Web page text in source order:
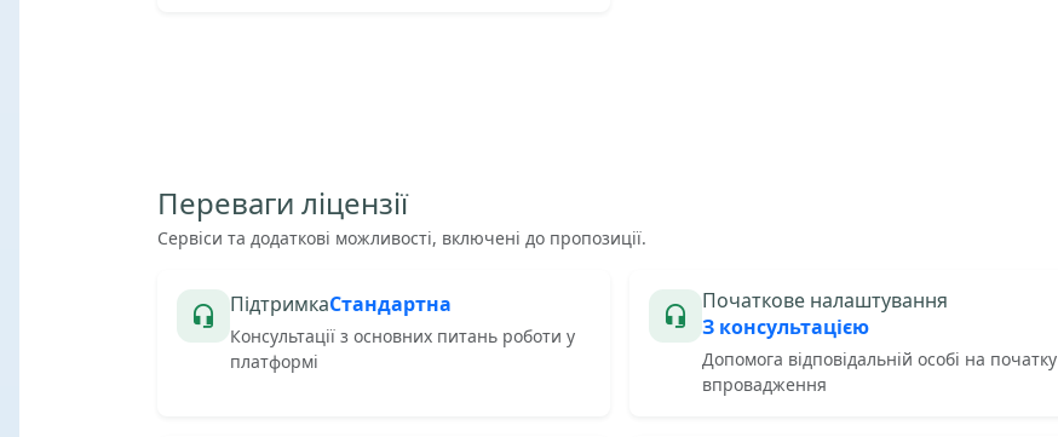
Переваги ліцензії
Сервіси та додаткові можливості, включені до пропозиції.
ПідтримкаСтандартна
Консультації з основних питань роботи у
платформі
Початкове налаштування
З консультацією
Допомога відповідальній особі на початку
впровадження